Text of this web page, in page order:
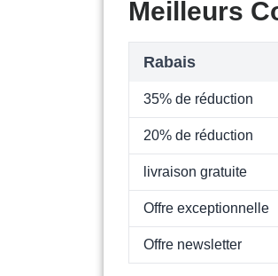
Meilleurs
Rabais
35% de réduction
20% de réduction
livraison gratuite
Offre exceptionnelle
Offre newsletter